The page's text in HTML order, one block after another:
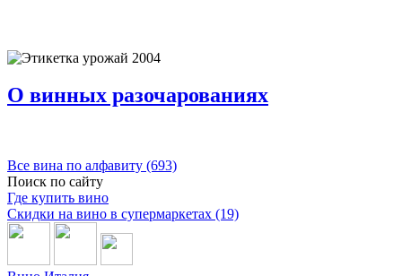
О винных разочарованиях
Все вина по алфавиту (693)
Поиск по сайту
Где купить вино
Скидки на вино в супермаркетах (19)